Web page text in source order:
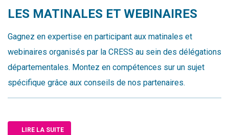
LES MATINALES ET WEBINAIRES
Gagnez en expertise en participant aux matinales et
webinaires organisés par la CRESS au sein des délégations
départementales. Montez en compétences sur un sujet
spécifique grâce aux conseils de nos partenaires.
LIRE LA SUITE